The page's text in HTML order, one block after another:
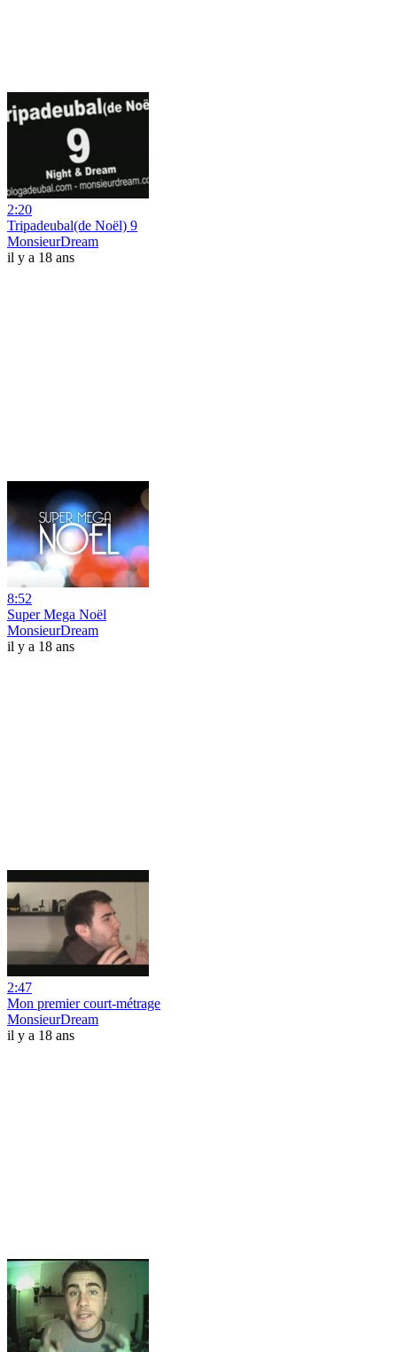
2:20
Tripadeubal(de Noël) 9
MonsieurDream
il y a 18 ans
8:52
Super Mega Noël
MonsieurDream
il y a 18 ans
2:47
Mon premier court-métrage
MonsieurDream
il y a 18 ans